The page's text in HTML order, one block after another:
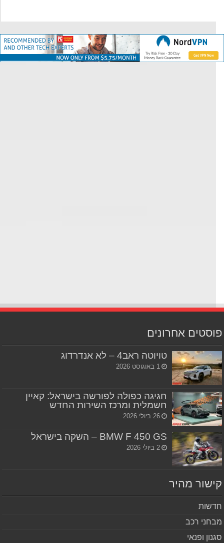
אחרונים
טויוטה ראב4 – לא אנדרדוג
1 באוגוסט 2026
חגיגה כפולה לפורשה בישראל: קאיין
חשמלית ומרכז השירות החדש
26 ביולי 2026
BMW F 450 GS – השקה בישראל
2 ביולי 2026
מהיר
רכב
ופנאי